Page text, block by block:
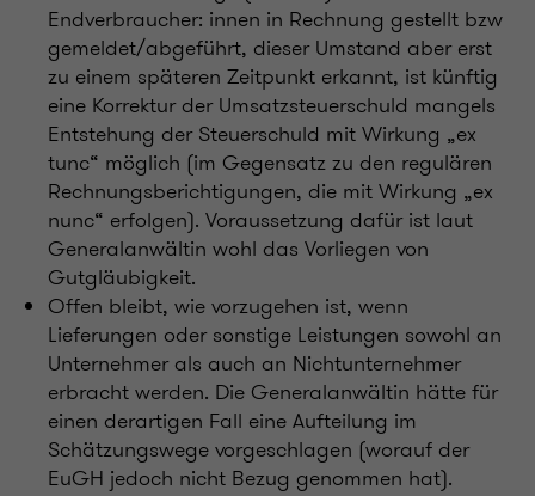
Endverbraucher: innen in Rechnung gestellt bzw
gemeldet/abgeführt, dieser Umstand aber erst
zu einem späteren Zeitpunkt erkannt, ist künftig
eine Korrektur der Umsatzsteuerschuld mangels
Entstehung der Steuerschuld mit Wirkung „ex
tunc“ möglich (im Gegensatz zu den regulären
Rechnungsberichtigungen, die mit Wirkung „ex
nunc“ erfolgen). Voraussetzung dafür ist laut
Generalanwältin wohl das Vorliegen von
Gutgläubigkeit.
Offen bleibt, wie vorzugehen ist, wenn
Lieferungen oder sonstige Leistungen sowohl an
Unternehmer als auch an Nichtunternehmer
erbracht werden. Die Generalanwältin hätte für
einen derartigen Fall eine Aufteilung im
Schätzungswege vorgeschlagen (worauf der
EuGH jedoch nicht Bezug genommen hat).